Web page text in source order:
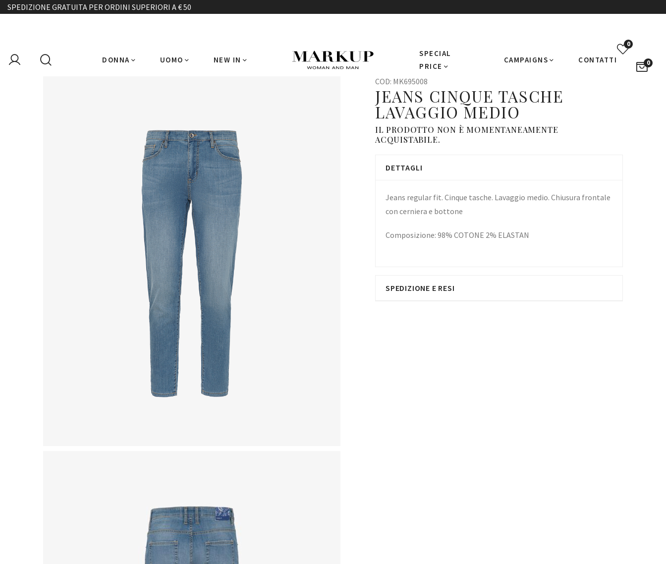
SPEDIZIONE GRATUITA PER ORDINI SUPERIORI A € 50
DONNA UOMO NEW IN
SPECIAL
PRICE
CAMPAIGNS CONTATTI
0
0
COD: MK695008
JEANS CINQUE TASCHE
LAVAGGIO MEDIO
IL PRODOTTO NON È MOMENTANEAMENTE
ACQUISTABILE.
DETTAGLI
Jeans regular fit. Cinque tasche. Lavaggio medio. Chiusura frontale
con cerniera e bottone
Composizione: 98% COTONE 2% ELASTAN
SPEDIZIONE E RESI